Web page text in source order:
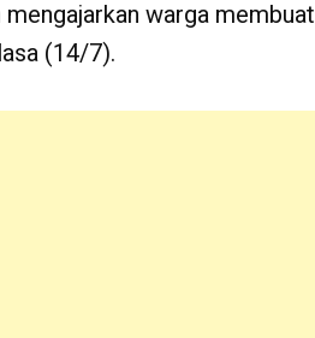
warga membuat
(14/7).